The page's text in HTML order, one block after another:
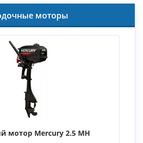
моторы
мотор Mercury 2.5 MH